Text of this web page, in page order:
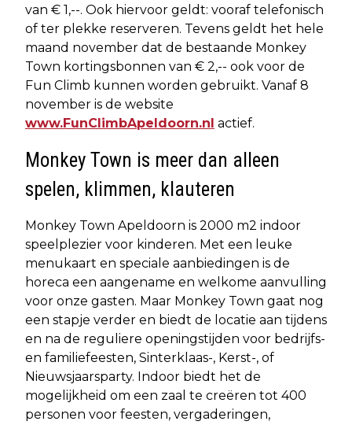
van € 1,--. Ook hiervoor geldt: vooraf telefonisch
of ter plekke reserveren. Tevens geldt het hele
maand november dat de bestaande Monkey
Town kortingsbonnen van € 2,-- ook voor de
Fun Climb kunnen worden gebruikt. Vanaf 8
november is de website
www.FunClimbApeldoorn.nl actief.
Monkey Town is meer dan alleen
spelen, klimmen, klauteren
Monkey Town Apeldoorn is 2000 m2 indoor
speelplezier voor kinderen. Met een leuke
menukaart en speciale aanbiedingen is de
horeca een aangename en welkome aanvulling
voor onze gasten. Maar Monkey Town gaat nog
een stapje verder en biedt de locatie aan tijdens
en na de reguliere openingstijden voor bedrijfs-
en familiefeesten, Sinterklaas-, Kerst-, of
Nieuwsjaarsparty. Indoor biedt het de
mogelijkheid om een zaal te creëren tot 400
personen voor feesten, vergaderingen,